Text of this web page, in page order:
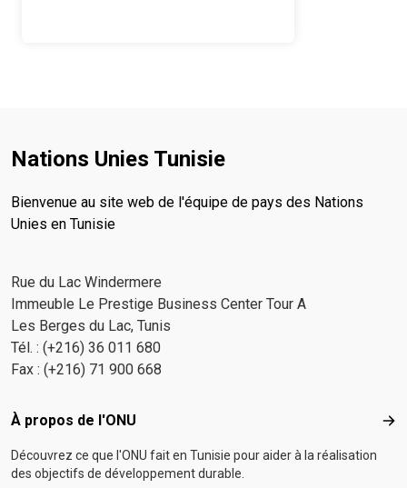
Nations Unies Tunisie
Bienvenue au site web de l'équipe de pays des Nations
Unies en Tunisie
Rue du Lac Windermere
Immeuble Le Prestige Business Center Tour A
Les Berges du Lac, Tunis
Tél. : (+216) 36 011 680
Fax : (+216) 71 900 668
Footer menu
À propos de l'ONU À
Découvrez ce que l'ONU fait en Tunisie pour aider à la réalisation
des objectifs de développement durable.